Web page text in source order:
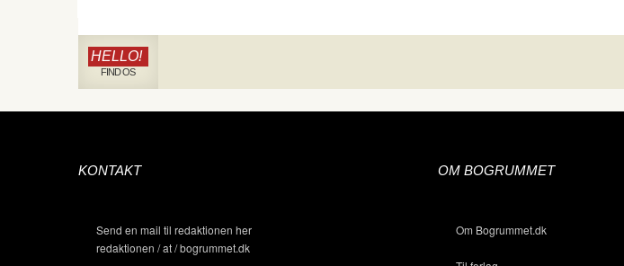
HELLO!
FIND OS
KONTAKT
Send en mail til redaktionen her
redaktionen / at / bogrummet.dk
OM BOGRUMMET
Om Bogrummet.dk